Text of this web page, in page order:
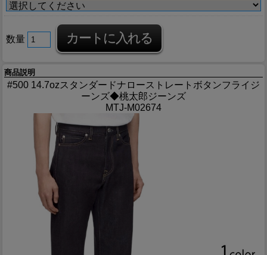
数量
商品説明
#500 14.7ozスタンダードナローストレートボタンフライジ
ーンズ◆桃太郎ジーンズ
MTJ-M02674